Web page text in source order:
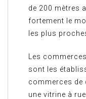
de 200 mètres
fortement le
les plus
Les
sont les
commerces de
une vitrine à